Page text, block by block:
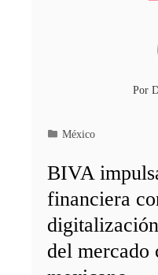
Por
México
BIVA
financiera
del mercado